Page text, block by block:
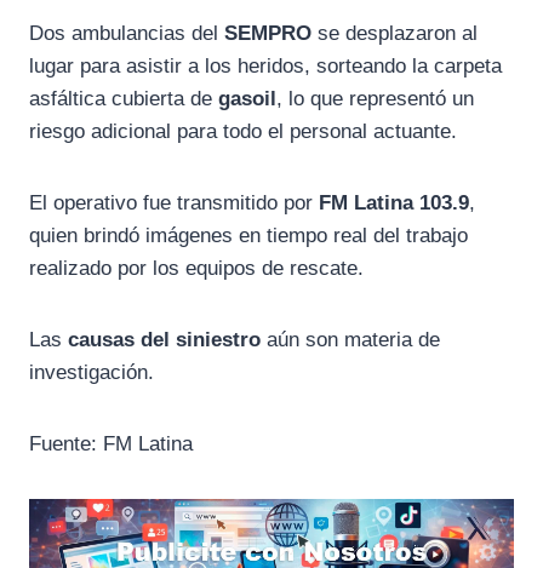
Dos ambulancias del SEMPRO se desplazaron al
lugar para asistir a los heridos, sorteando la carpeta
asfáltica cubierta de gasoil, lo que representó un
riesgo adicional para todo el personal actuante.
El operativo fue transmitido por FM Latina 103.9,
quien brindó imágenes en tiempo real del trabajo
realizado por los equipos de rescate.
Las causas del siniestro aún son materia de
investigación.
Fuente: FM Latina